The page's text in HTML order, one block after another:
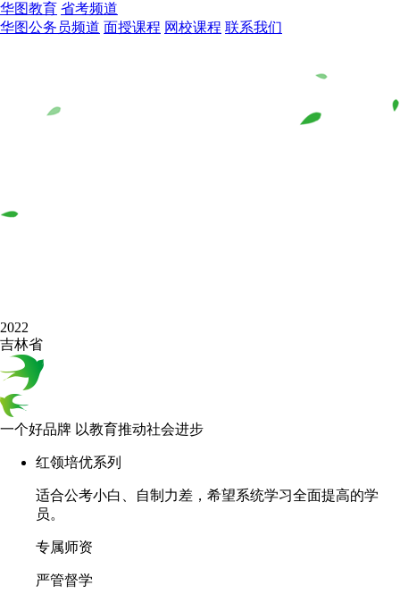
华图教育 省考频道
华图公务员频道 面授课程 网校课程 联系我们
2022
吉林省
一个好品牌 以教育推动社会进步
红领培优系列
适合公考小白、自制力差，希望系统学习全面提高的学
员。
专属师资
严管督学